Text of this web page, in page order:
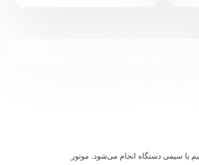
کنترل بی‌سیم یا سیمی دستگاه انجام می‌شود. موتور